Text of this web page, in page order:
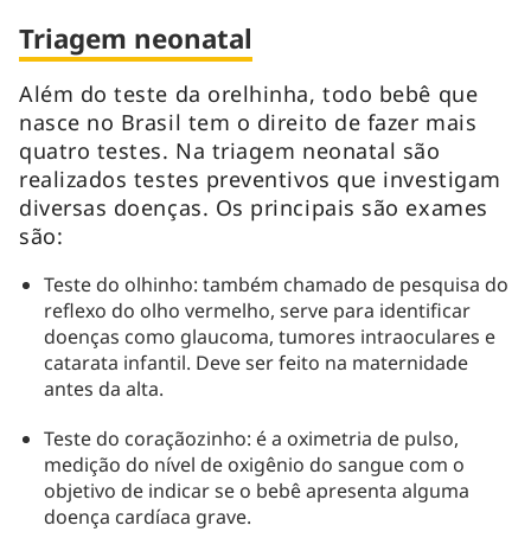
Triagem neonatal
Além do teste da orelhinha, todo bebê que
nasce no Brasil tem o direito de fazer mais
quatro testes. Na triagem neonatal são
realizados testes preventivos que investigam
diversas doenças. Os principais são exames
são:
Teste do olhinho: também chamado de pesquisa do
reflexo do olho vermelho, serve para identificar
doenças como glaucoma, tumores intraoculares e
catarata infantil. Deve ser feito na maternidade
antes da alta.
Teste do coraçãozinho: é a oximetria de pulso,
medição do nível de oxigênio do sangue com o
objetivo de indicar se o bebê apresenta alguma
doença cardíaca grave.